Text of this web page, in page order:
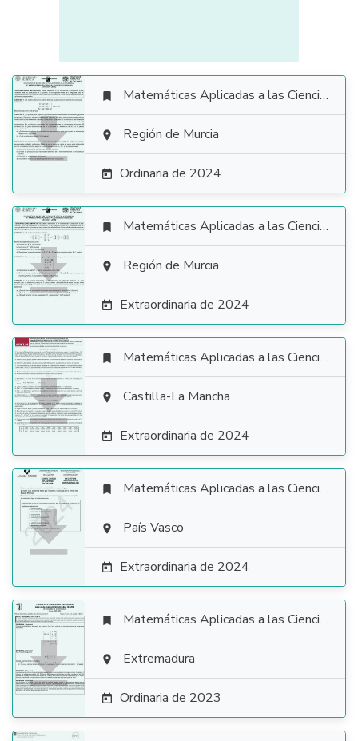

 Matemáticas Aplicadas a las Ciencias Sociales
 Región de Murcia
 Ordinaria de 2024

 Matemáticas Aplicadas a las Ciencias Sociales
 Región de Murcia
 Extraordinaria de 2024

 Matemáticas Aplicadas a las Ciencias Sociales
 Castilla-La Mancha
 Extraordinaria de 2024

 Matemáticas Aplicadas a las Ciencias Sociales
 País Vasco
 Extraordinaria de 2024

 Matemáticas Aplicadas a las Ciencias Sociales
 Extremadura
 Ordinaria de 2023